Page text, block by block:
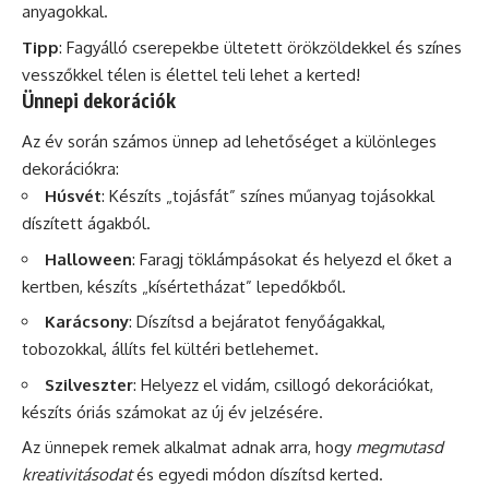
anyagokkal.
Tipp: Fagyálló cserepekbe ültetett örökzöldekkel és színes
vesszőkkel télen is élettel teli lehet a kerted!
Ünnepi dekorációk
Az év során számos ünnep ad lehetőséget a különleges
dekorációkra:
Húsvét: Készíts „tojásfát” színes műanyag tojásokkal
díszített ágakból.
Halloween: Faragj töklámpásokat és helyezd el őket a
kertben, készíts „kísértetházat” lepedőkből.
Karácsony: Díszítsd a bejáratot fenyőágakkal,
tobozokkal, állíts fel kültéri betlehemet.
Szilveszter: Helyezz el vidám, csillogó dekorációkat,
készíts óriás számokat az új év jelzésére.
Az ünnepek remek alkalmat adnak arra, hogy megmutasd
kreativitásodatés egyedi módon díszítsd kerted.